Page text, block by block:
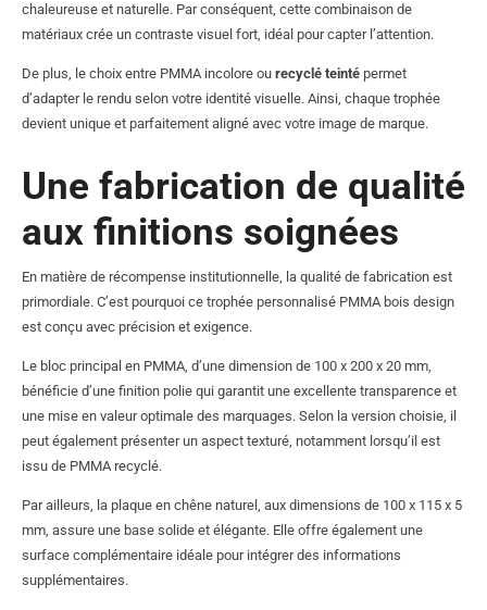
chaleureuse et naturelle. Par conséquent, cette combinaison de
matériaux crée un contraste visuel fort, idéal pour capter l’attention.
De plus, le choix entre PMMA incolore ou recyclé teintépermet
d’adapter le rendu selon votre identité visuelle. Ainsi, chaque trophée
devient unique et parfaitement aligné avec votre image de marque.
Une fabrication de qualité
aux finitions soignées
En matière de récompense institutionnelle, la qualité de fabrication est
primordiale. C’est pourquoi ce trophée personnalisé PMMA bois design
est conçu avec précision et exigence.
Le bloc principal en PMMA, d’une dimension de 100 x 200 x 20 mm,
bénéficie d’une finition polie qui garantit une excellente transparence et
une mise en valeur optimale des marquages. Selon la version choisie, il
peut également présenter un aspect texturé, notamment lorsqu’il est
issu de PMMA recyclé.
Par ailleurs, la plaque en chêne naturel, aux dimensions de 100 x 115 x 5
mm, assure une base solide et élégante. Elle offre également une
surface complémentaire idéale pour intégrer des informations
supplémentaires.